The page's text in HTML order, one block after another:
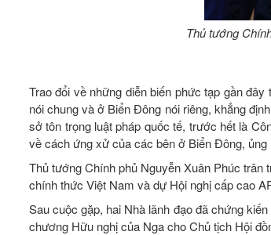
Thủ tướng
Trao đổi về những diễn biến phức tạp gần
nói chung và ở Biển Đông nói riêng, khẳng
sở tôn trọng luật pháp quốc tế, trước hết là
về cách ứng xử của các bên ở Biển Đông,
Thủ tướng Chính phủ Nguyễn Xuân Phúc
chính thức Việt Nam và dự Hội nghị cấp cao
Sau cuộc gặp, hai Nhà lãnh đạo đã chứng
chương Hữu nghị của Nga cho Chủ tịch Hội